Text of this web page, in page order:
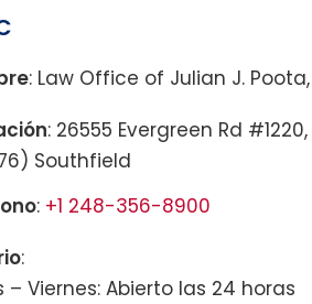
: Law Office of Julian J. Poota,
: 26555 Evergreen Rd #1220,
Southfield
: +1 248-356-8900
:
– Viernes: Abierto las 24 horas